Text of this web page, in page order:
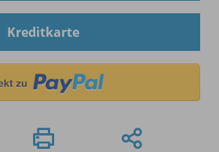
Kreditkarte